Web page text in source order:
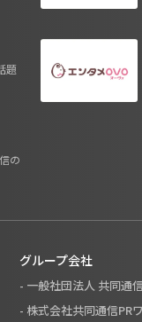
題
の
グループ会社
- 一般社団法人 共同通
- 株式会社共同通信PR